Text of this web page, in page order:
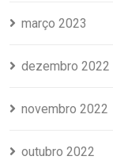
março 2023
dezembro 2022
novembro 2022
outubro 2022